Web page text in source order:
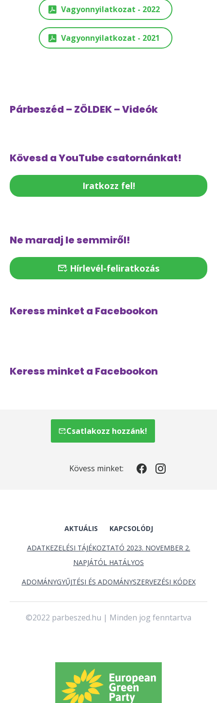
Vagyonnyilatkozat - 2022
Vagyonnyilatkozat - 2021
Párbeszéd – ZÖLDEK – Videók
Kövesd a YouTube csatornánkat!
Iratkozz fel!
Ne maradj le semmiről!
Hírlevél-feliratkozás
Keress minket a Facebookon
Keress minket a Facebookon
Csatlakozz hozzánk!
Kövess minket:
AKTUÁLIS KAPCSOLÓDJ
ADATKEZELÉSI TÁJÉKOZTATÓ 2023. NOVEMBER 2.
NAPJÁTÓL HATÁLYOS
ADOMÁNYGYŰJTÉSI ÉS ADOMÁNYSZERVEZÉSI KÓDEX
©2022 parbeszed.hu | Minden jog fenntartva